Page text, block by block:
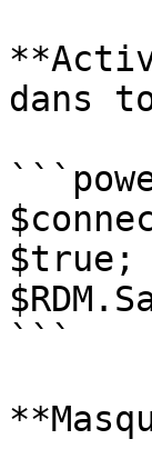
dans
$true;
```